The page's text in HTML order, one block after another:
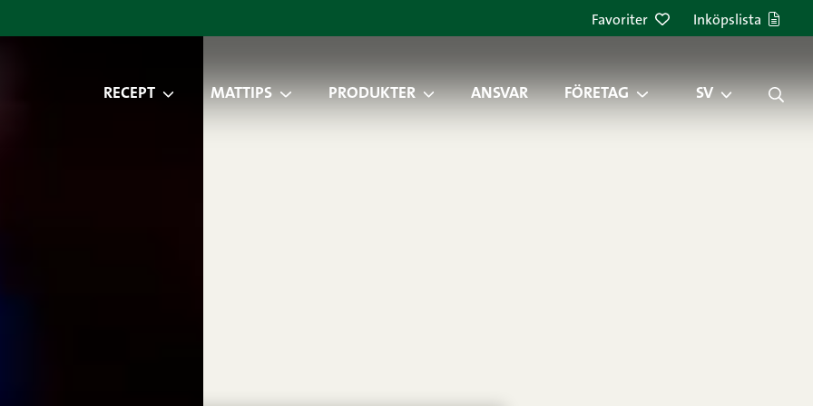
Favoriter Inköpslista
RECEPT MATTIPS PRODUKTER ANSVAR FÖRETAG SV